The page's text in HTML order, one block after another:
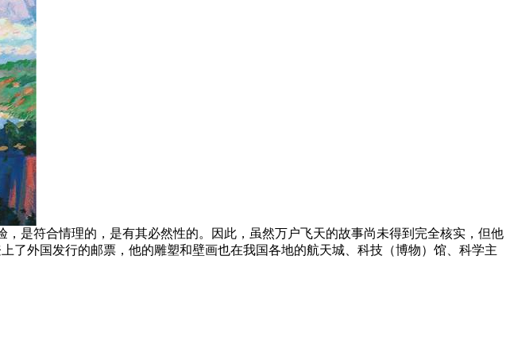
是符合情理的，是有其必然性的。因此，虽然万户飞天的故事尚未得到完全核实，但他
了外国发行的邮票，他的雕塑和壁画也在我国各地的航天城、科技（博物）馆、科学主